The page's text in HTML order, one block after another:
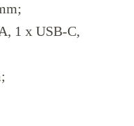
1 x USB-C,